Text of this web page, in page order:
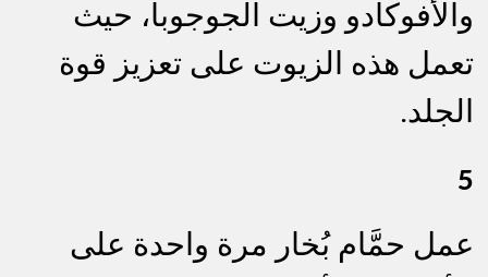
والأفوكادو وزيت الجوجوبا، حيث
تعمل هذه الزيوت على تعزيز قوة
الجلد.
5
عمل حمَّام بُخار مرة واحدة على